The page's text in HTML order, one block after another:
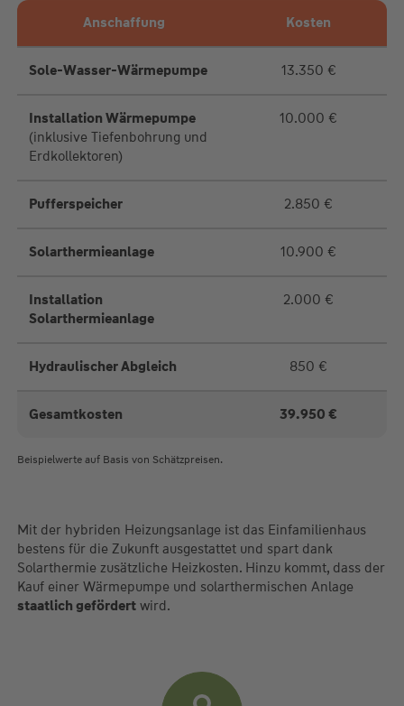
Anschaffung Kosten
Sole-Wasser-Wärmepumpe 13.350 €
Installation Wärmepumpe
(inklusive Tiefenbohrung und
Erdkollektoren)
10.000 €
Pufferspeicher 2.850 €
Solarthermieanlage 10.900 €
Installation
Solarthermieanlage
2.000 €
Hydraulischer Abgleich 850 €
Gesamtkosten 39.950 €
Beispielwerte auf Basis von Schätzpreisen.
Mit der hybriden Heizungsanlage ist das Einfamilienhaus
bestens für die Zukunft ausgestattet und spart dank
Solarthermie zusätzliche Heizkosten. Hinzu kommt, dass der
Kauf einer Wärmepumpe und solarthermischen Anlage
staatlich gefördertwird.